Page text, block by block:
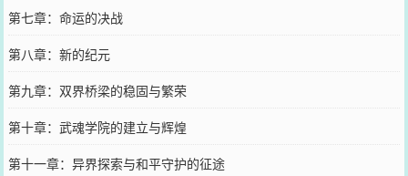
第七章：命运的决战
第八章：新的纪元
第九章：双界桥梁的稳固与繁荣
第十章：武魂学院的建立与辉煌
第十一章：异界探索与和平守护的征途